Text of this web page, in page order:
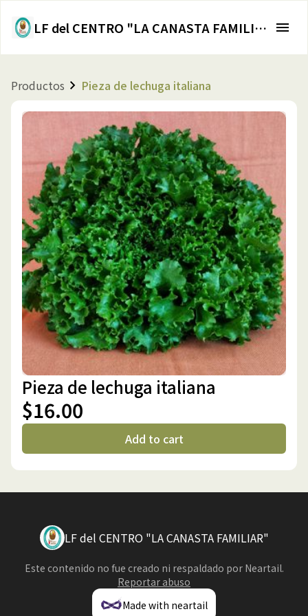
LF del CENTRO "LA CANASTA FAMILIAR"
Productos Pieza de lechuga italiana
Pieza de lechuga italiana
$16.00
Add to cart
LF del CENTRO "LA CANASTA FAMILIAR"
Este contenido no fue creado ni respaldado por Neartail.
Reportar abuso
Made with neartail